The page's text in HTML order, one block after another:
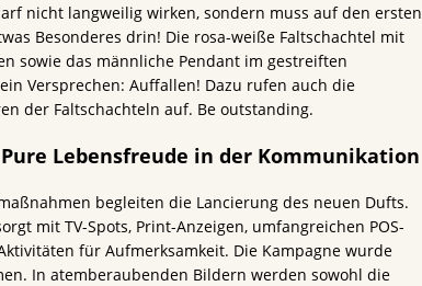
nicht langweilig wirken, sondern muss auf den ersten
Besonderes drin! Die rosa-weiße Faltschachtel mit
sowie das männliche Pendant im gestreiften
Versprechen: Auffallen! Dazu rufen auch die
der Faltschachteln auf. Be outstanding.
Pure Lebensfreude in der Kommunikation
begleiten die Lancierung des neuen Dufts.
mit TV-Spots, Print-Anzeigen, umfangreichen POS-
für Aufmerksamkeit. Die Kampagne wurde
In atemberaubenden Bildern werden sowohl die